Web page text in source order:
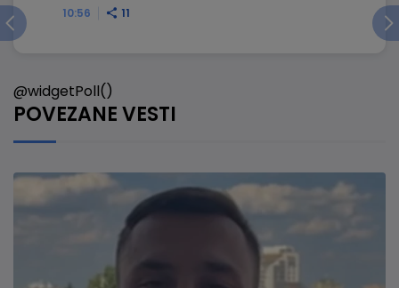
10:56 11
@widgetPoll()
POVEZANE VESTI